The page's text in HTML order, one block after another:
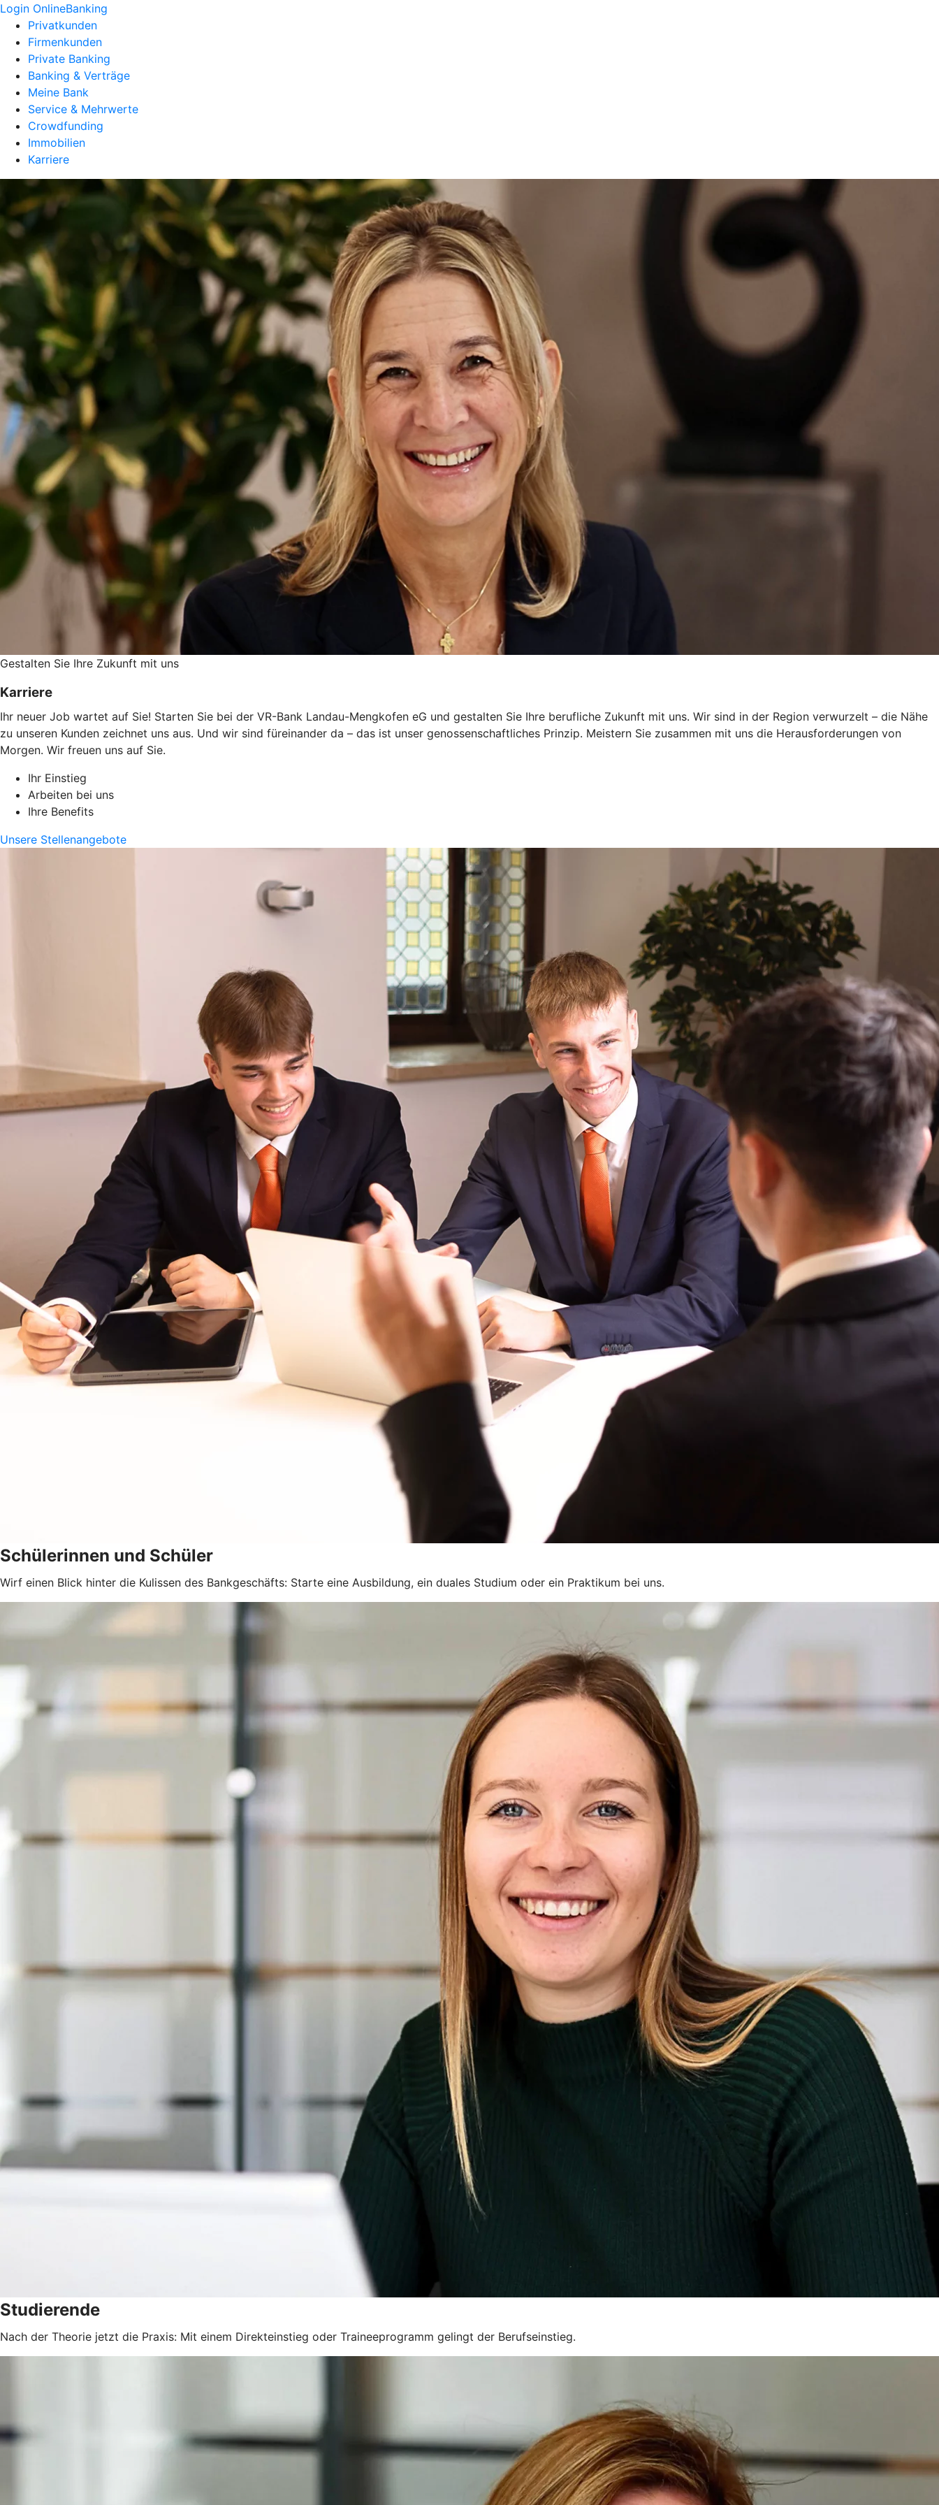
Login OnlineBanking
Privatkunden
Firmenkunden
Private Banking
Banking & Verträge
Meine Bank
Service & Mehrwerte
Crowdfunding
Immobilien
Karriere
Gestalten Sie ­Ihre Zukunft mit uns
Karriere
Ihr neuer Job wartet auf Sie! Starten Sie bei der VR-Bank Landau-Mengkofen eG und gestalten Sie Ihre berufliche Zukunft mit uns. Wir sind in der Region verwurzelt – die Nähe
zu unseren Kunden zeichnet uns aus. Und wir sind füreinander da – das ist unser genossenschaftliches Prinzip. Meistern Sie zusammen mit uns die Herausforderungen von
Morgen. Wir freuen uns auf Sie.
Ihr Einstieg
Arbeiten bei uns
Ihre Benefits
Unsere Stellenangebote
Schülerinnen und Schüler
Wirf einen Blick hinter die Kulissen des Bankgeschäfts: Starte eine Ausbildung, ein duales Studium oder ein Praktikum bei uns.
Studierende
Nach der Theorie jetzt die Praxis: Mit einem Direkteinstieg oder Traineeprogramm gelingt der Berufseinstieg.